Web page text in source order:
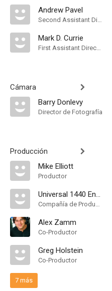
Andrew Pavel
Second Assistant Director
Mark D. Currie
First Assistant Director
Cámara
Barry Donlevy
Director de Fotografía
Producción
Mike Elliott
Productor
Universal 1440 Entertainment
Compañía de Produccion
Alex Zamm
Co-Productor
Greg Holstein
Co-Productor
7 más